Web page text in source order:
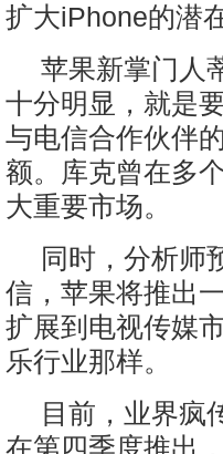
扩大iPhone的潜
苹果新掌门人
十分明显，就是
与电信合作伙伴
额。库克曾在多
大重要市场。
同时，分析师
信，苹果将推出
扩展到电视传媒
乐行业那样。
目前，业界疯
在第四季度推出